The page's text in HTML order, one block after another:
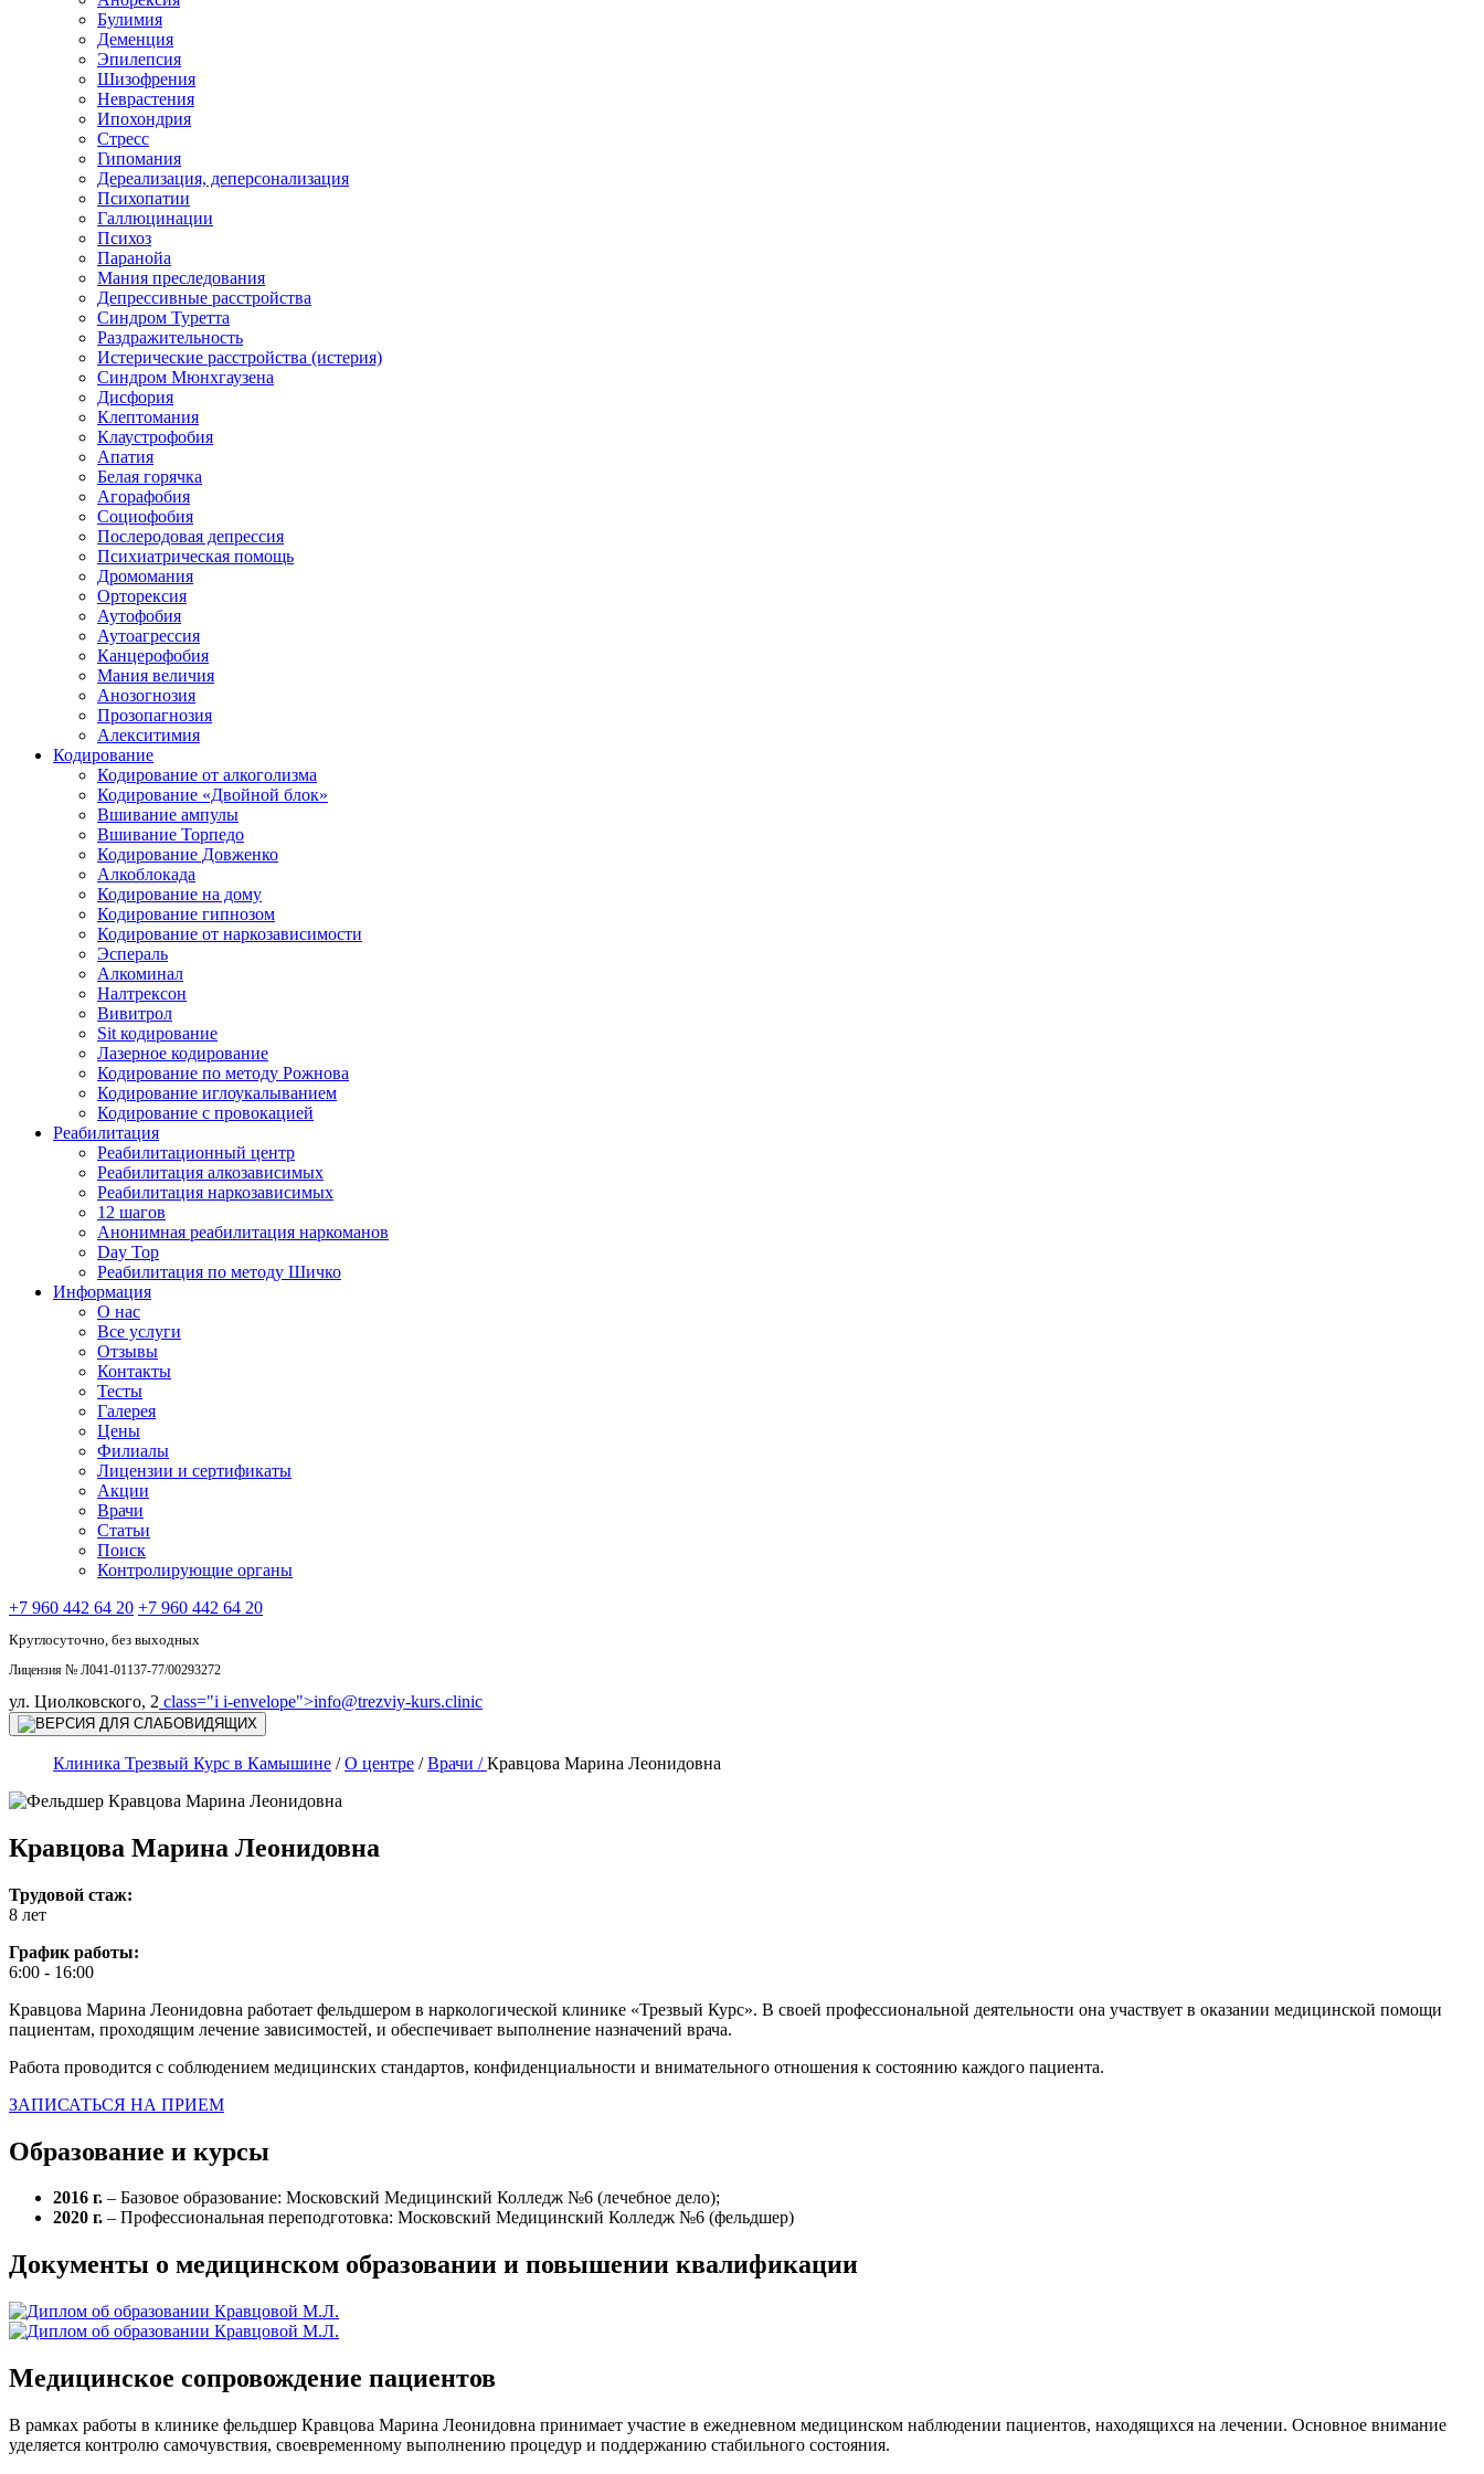
Булимия
Деменция
Эпилепсия
Шизофрения
Неврастения
Ипохондрия
Стресс
Гипомания
Дереализация, деперсонализация
Психопатии
Галлюцинации
Психоз
Паранойа
Мания преследования
Депрессивные расстройства
Синдром Туретта
Раздражительность
Истерические расстройства (истерия)
Синдром Мюнхгаузена
Дисфория
Клептомания
Клаустрофобия
Апатия
Белая горячка
Агорафобия
Социофобия
Послеродовая депрессия
Психиатрическая помощь
Дромомания
Орторексия
Аутофобия
Аутоагрессия
Канцерофобия
Мания величия
Анозогнозия
Прозопагнозия
Алекситимия
Кодирование
Кодирование от алкоголизма
Кодирование «Двойной блок»
Вшивание ампулы
Вшивание Торпедо
Кодирование Довженко
Алкоблокада
Кодирование на дому
Кодирование гипнозом
Кодирование от наркозависимости
Эспераль
Алкоминал
Налтрексон
Вивитрол
Sit кодирование
Лазерное кодирование
Кодирование по методу Рожнова
Кодирование иглоукалыванием
Кодирование с провокацией
Реабилитация
Реабилитационный центр
Реабилитация алкозависимых
Реабилитация наркозависимых
12 шагов
Анонимная реабилитация наркоманов
Day Top
Реабилитация по методу Шичко
Информация
О нас
Все услуги
Отзывы
Контакты
Тесты
Галерея
Цены
Филиалы
Лицензии и сертификаты
Акции
Врачи
Статьи
Поиск
Контролирующие органы
+7 960 442 64 20 +7 960 442 64 20
Круглосуточно, без выходных
Лицензия № Л041-01137-77/00293272
ул. Циолковского, 2 class="i i-envelope">info@trezviy-kurs.clinic
Клиника Трезвый Курс в Камышине /О центре /Врачи /Кравцова Марина Леонидовна
Кравцова Марина Леонидовна
Трудовой стаж:
8 лет
График работы:
6:00 - 16:00
Кравцова Марина Леонидовна работает фельдшером в наркологической клинике «Трезвый Курс». В своей профессиональной деятельности она участвует в оказании медицинской помощи
пациентам, проходящим лечение зависимостей, и обеспечивает выполнение назначений врача.
Работа проводится с соблюдением медицинских стандартов, конфиденциальности и внимательного отношения к состоянию каждого пациента.
ЗАПИСАТЬСЯ НА ПРИЕМ
Образование и курсы
2016 г. – Базовое образование: Московский Медицинский Колледж №6 (лечебное дело);
2020 г. – Профессиональная переподготовка: Московский Медицинский Колледж №6 (фельдшер)
Документы о медицинском образовании и повышении квалификации
Медицинское сопровождение пациентов
В рамках работы в клинике фельдшер Кравцова Марина Леонидовна принимает участие в ежедневном медицинском наблюдении пациентов, находящихся на лечении. Основное внимание
уделяется контролю самочувствия, своевременному выполнению процедур и поддержанию стабильного состояния.